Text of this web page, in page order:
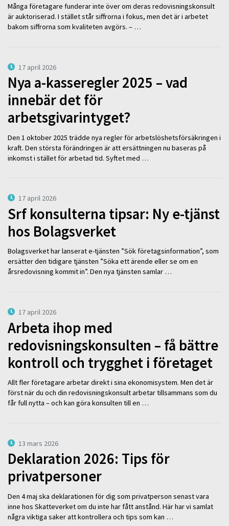
Många företagare funderar inte över om deras redovisningskonsult
är auktoriserad. I stället står siffrorna i fokus, men det är i arbetet
bakom siffrorna som kvaliteten avgörs. – …
17 april 2026
Nya a-kasseregler 2025 – vad
innebär det för
arbetsgivarintyget?
Den 1 oktober 2025 trädde nya regler för arbetslöshetsförsäkringen i
kraft. Den största förändringen är att ersättningen nu baseras på
inkomst i stället för arbetad tid. Syftet med …
17 april 2026
Srf konsulterna tipsar: Ny e-tjänst
hos Bolagsverket
Bolagsverket har lanserat e-tjänsten ”Sök företagsinformation”, som
ersätter den tidigare tjänsten ”Söka ett ärende eller se om en
årsredovisning kommit in”. Den nya tjänsten samlar …
17 april 2026
Arbeta ihop med
redovisningskonsulten – få bättre
kontroll och trygghet i företaget
Allt fler företagare arbetar direkt i sina ekonomisystem. Men det är
först när du och din redovisningskonsult arbetar tillsammans som du
får full nytta – och kan göra konsulten till en …
13 mars 2026
Deklaration 2026: Tips för
privatpersoner
Den 4 maj ska deklarationen för dig som privatperson senast vara
inne hos Skatteverket om du inte har fått anstånd. Här har vi samlat
några viktiga saker att kontrollera och tips som kan …